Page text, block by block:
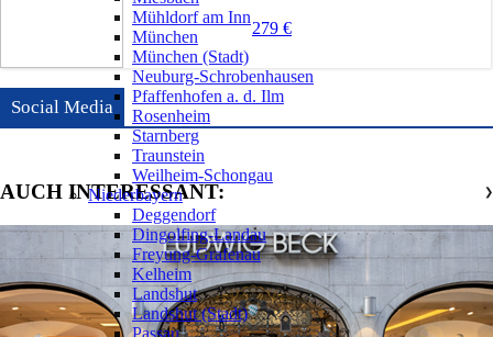
279 €
Social Media
AUCH INTERESSANT:
Mühldorf am Inn
München
München (Stadt)
Neuburg-Schrobenhausen
Pfaffenhofen a. d. Ilm
Rosenheim
Starnberg
Traunstein
Weilheim-Schongau
Niederbayern
❯
Deggendorf
Dingolfing-Landau
Freyung-Grafenau
Kelheim
Landshut
Landshut (Stadt)
Passau